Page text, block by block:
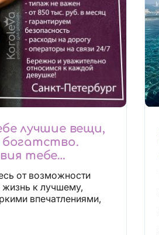
лучшие вещи,
тебе
отличные
от возможности
к лучшему,
впечатлениями,